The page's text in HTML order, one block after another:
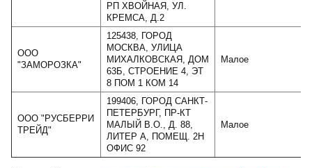
РП ХВОЙНАЯ, УЛ.
КРЕМСА, Д.2
ООО
"ЗАМОРОЗКА"
125438, ГОРОД
МОСКВА, УЛИЦА
МИХАЛКОВСКАЯ, ДОМ
63Б, СТРОЕНИЕ 4, ЭТ
8 ПОМ 1 КОМ 14
Малое
ООО "РУСБЕРРИ
ТРЕЙД"
199406, ГОРОД САНКТ-
ПЕТЕРБУРГ, ПР-КТ
МАЛЫЙ В.О., Д. 88,
ЛИТЕР А, ПОМЕЩ. 2Н
ОФИС 92
Малое